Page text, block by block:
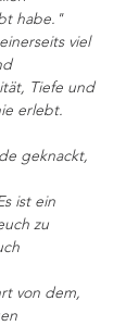
habe."
viel
Tiefe und
erlebt.
geknackt,
ist ein
zu
von dem,